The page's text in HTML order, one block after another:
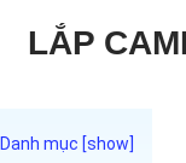
LẮP